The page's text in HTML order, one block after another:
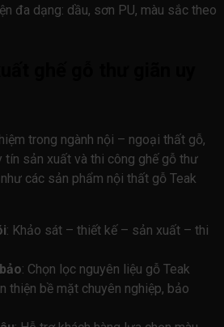
đa dạng: dầu, sơn PU, màu sắc theo
trong ngành nội – ngoại thất gỗ,
tín sản xuất và thi công ghế gỗ thư
các sản phẩm nội thất gỗ Teak
: Khảo sát – thiết kế – sản xuất – thi
: Chọn lọc nguyên liệu gỗ Teak
thiện bề mặt chuyên nghiệp, bảo